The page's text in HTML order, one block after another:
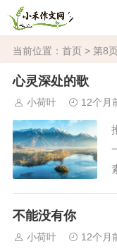
当前位置： 首页 > 第8
心灵深处的歌
小荷叶 12个月
不能没有你
小荷叶 12个月